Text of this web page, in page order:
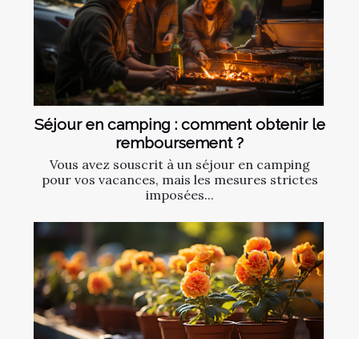
Séjour en camping : comment obtenir le
remboursement ?
Vous avez souscrit à un séjour en camping
pour vos vacances, mais les mesures strictes
imposées...